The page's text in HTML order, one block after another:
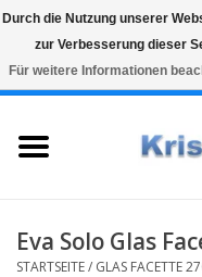
Snelle
Karaffen
Eva Solo Glas
STARTSEITE/ GLAS FACETTE
Durch die Nutzung unserer
zur Verbesserung dieser
Für weitere Informationen